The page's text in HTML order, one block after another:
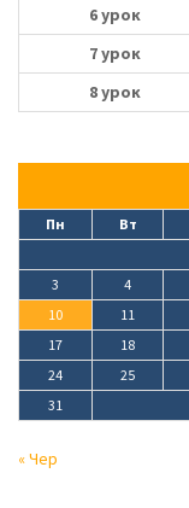
6 урок
7 урок
8 урок
Пн Вт
3
4
10
11
17
18
24
25
31
« Чер